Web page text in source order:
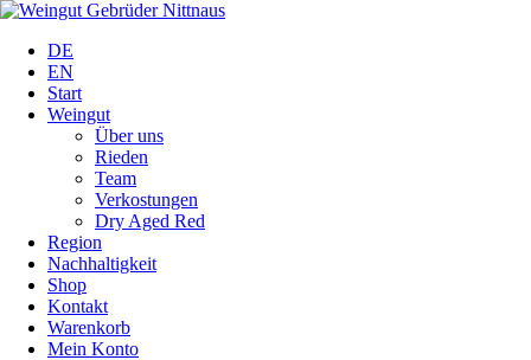
DE
EN
Start
Weingut
Über uns
Rieden
Team
Verkostungen
Dry Aged Red
Region
Nachhaltigkeit
Shop
Kontakt
Warenkorb
Mein Konto